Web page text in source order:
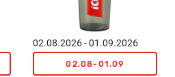
02.08.2026 - 01.09.2026
02.08-01.09